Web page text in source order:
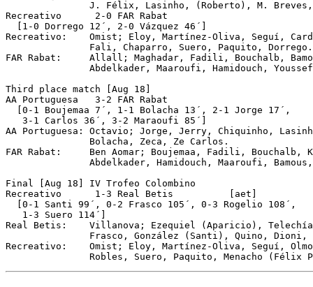
J. Félix, Lasinho, (Roberto), M.
Recreativo	2-0 FAR Rabat
  [1-0 Dorrego 12´, 2-0 Vázquez 46´]
Recreativo:    Omist; Eloy, Martínez-Oliva, Seguí,
               Fali, Chaparro, Suero, Paquito, Dorrego.
FAR Rabat:     Allall; Maghadar, Fadili, Bouchalb,
Abdelkader, Maaroufi, Hamidouch,
Third place match [Aug 18]
AA Portuguesa	3-2 FAR Rabat
  [0-1 Boujemaa 7´, 1-1 Bolacha 13´, 2-1 Jorge 17´,
   3-1 Carlos 36´, 3-2 Maraoufi 85´]
AA Portuguesa: Octavio; Jorge, Jerry, Chiquinho,
               Bolacha, Zeca, Ze Carlos.
FAR Rabat:     Ben Aomar; Boujemaa, Fadili, Bouchalb,
Abdelkader, Hamidouch, Maaroufi,
Final [Aug 18] IV Trofeo Colombino
Recreativo	1-3 Real Betis		[aet]
  [0-1 Santi 99´, 0-2 Frasco 105´, 0-3 Rogelio 108´,
   1-3 Suero 114´]
Real Betis:    Villanova; Ezequiel (Aparicio),
Frasco, González (Santi), Quino, Dioni,
Recreativo:    Omist; Eloy, Martínez-Oliva, Seguí,